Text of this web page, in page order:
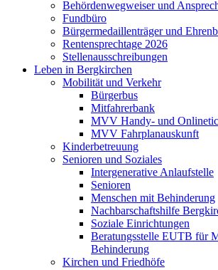
Behördenwegweiser und
Fundbüro
Bürgermedaillenträger und
Rentensprechtage 2026
Stellenausschreibungen
Leben in Bergkirchen
Mobilität und Verkehr
Bürgerbus
Mitfahrerbank
MVV Handy- und
MVV Fahrplanauskunft
Kinderbetreuung
Senioren und Soziales
Intergenerative Anlaufstelle
Senioren
Menschen mit Behinderung
Nachbarschaftshilfe
Soziale Einrichtungen
Beratungsstelle EUTB für
Behinderung
Kirchen und Friedhöfe